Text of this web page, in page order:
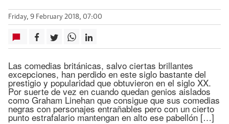
Friday, 9 February 2018, 07:00
Las comedias británicas, salvo ciertas brillantes
excepciones, han perdido en este siglo bastante del
prestigio y popularidad que obtuvieron en el siglo XX.
Por suerte de vez en cuando quedan genios aislados
como Graham Linehan que consigue que sus comedias
negras con personajes entrañables pero con un cierto
punto estrafalario mantengan en alto ese pabellón […]